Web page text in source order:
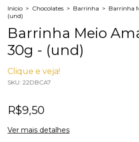
Início > Chocolates > Barrinha > Barrinha
(und)
Barrinha Meio
30g - (und)
Clique e veja!
SKU: 22DBCA7
R$9,50
Ver mais detalhes